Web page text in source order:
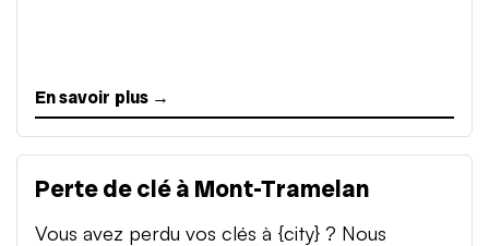
En savoir plus →
Perte de clé à Mont-Tramelan
Vous avez perdu vos clés à {city} ? Nous